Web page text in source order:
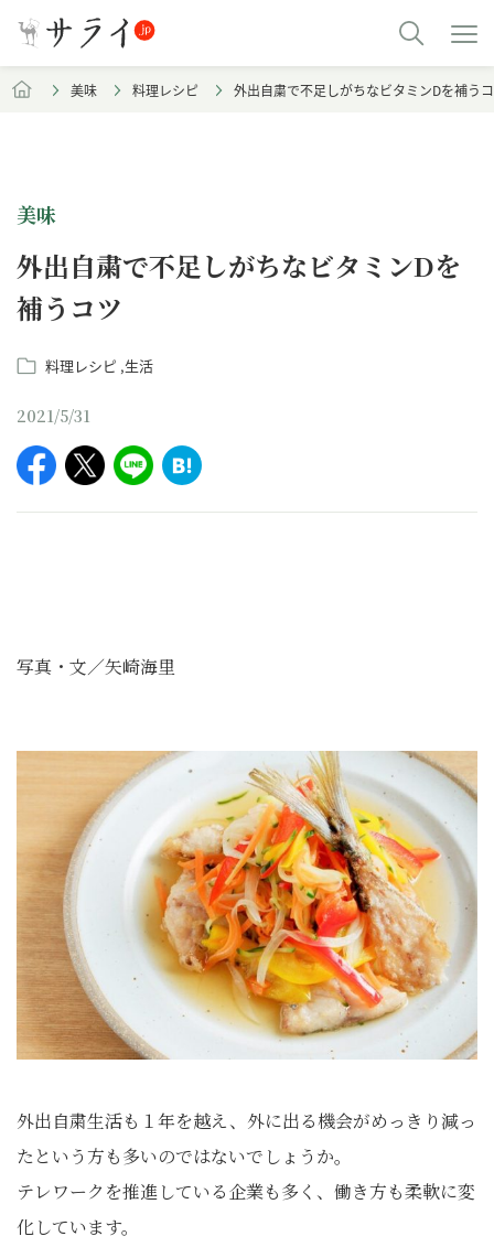
美味 料理レシピ 外出自粛で不足しがちなビタミンDを補う
美味
外出自粛で不足しがちなビタミンDを
補うコツ
料理レシピ 生活
2021/5/31
写真・文／矢崎海里
外出自粛生活も１年を越え、外に出る機会がめっきり減っ
たという方も多いのではないでしょうか。
テレワークを推進している企業も多く、働き方も柔軟に変
化しています。